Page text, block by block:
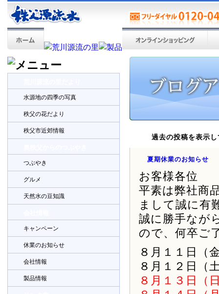
水源地の四季の写真
秩父の花だより
秩父市近郊情報
つぶやき
グルメ
天然水の豆知識
キャンペーン
休業のお知らせ
会社情報
製品情報
過去の投稿を表示
夏期休業のお知らせ
お客様各位
平素は弊社商
まして誠に有
誠に勝手なが
ので、何卒ご
８月１１日（
８月１２日（
８月１３日（